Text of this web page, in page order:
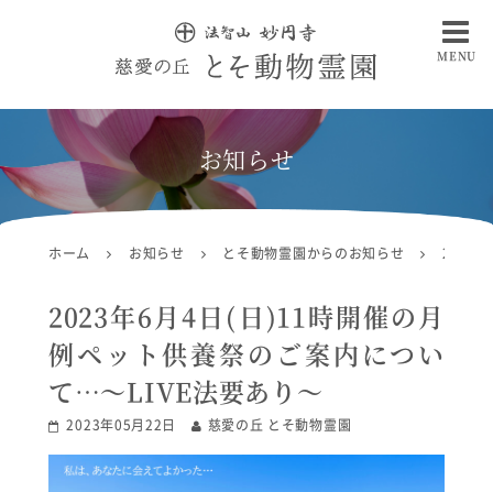
MENU
お知らせ
ホーム お知らせ とそ動物霊園からのお知らせ 2023年
2023年6月4日(日)11時開催の月
例ペット供養祭のご案内につい
て…～LIVE法要あり～
2023年05月22日 慈愛の丘 とそ動物霊園